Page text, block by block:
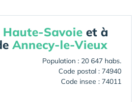
Haute-Savoie et à
Annecy-le-Vieux
Population : 20 647 habs.
Code postal : 74940
Code insee : 74011